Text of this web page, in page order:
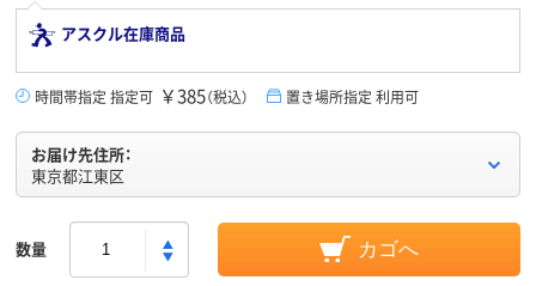
アスクル在庫商品
時間帯指定 指定可 ￥385（税込） 置き場所指定 利用可
お届け先住所：
東京都江東区
数量 カゴへ